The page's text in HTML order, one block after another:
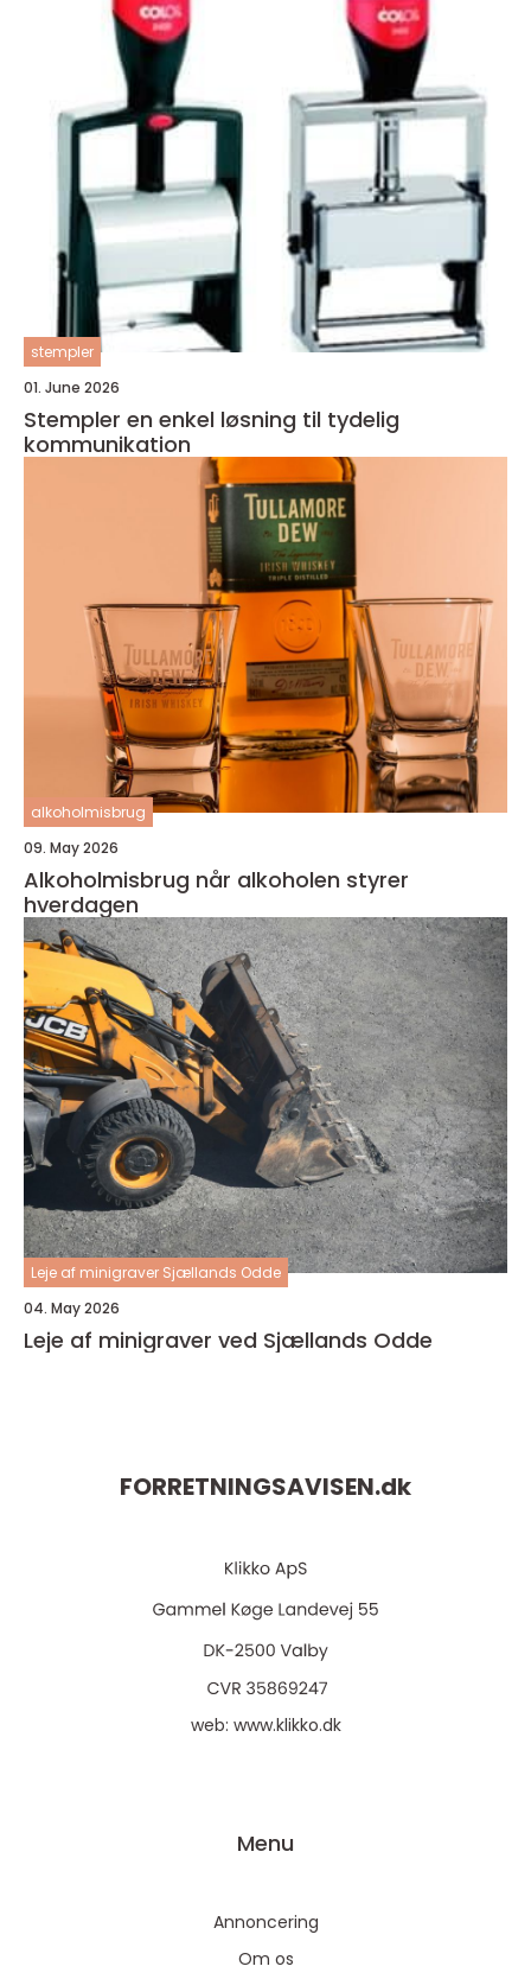
stempler
01. June 2026
Stempler en enkel løsning til tydelig
kommunikation
alkoholmisbrug
09. May 2026
Alkoholmisbrug når alkoholen styrer
hverdagen
Leje af minigraver Sjællands Odde
04. May 2026
Leje af minigraver ved Sjællands Odde
FORRETNINGSAVISEN.dk
web: www.klikko.dk
Menu
Annoncering
Om os